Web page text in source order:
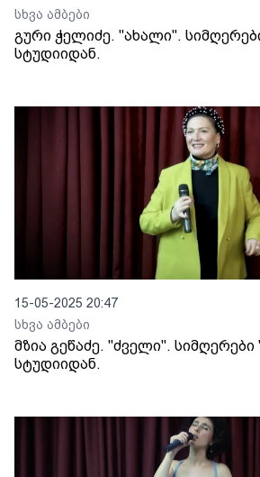
სხვა ამბები
გური ჭელიძე. "ახალი".
სტუდიიდან.
15-05-2025 20:47
სხვა ამბები
მზია გეწაძე. "ძველი".
სტუდიიდან.